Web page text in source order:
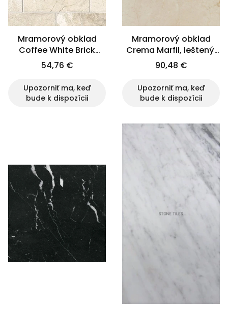
Mramorový obklad
Coffee White Brick
10x30,5 Queen Beige
54,76 €
Upozorniť ma, keď
bude k dispozícii
Mramorový obklad
Crema Marfil, leštený,
60x60x2 cm
90,48 €
Upozorniť ma, keď
bude k dispozícii